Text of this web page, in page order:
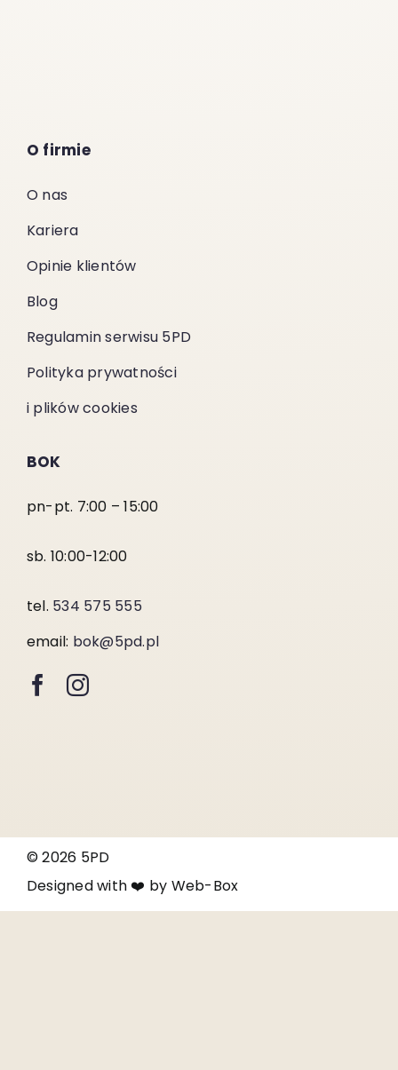
O firmie
O nas
Kariera
Opinie klientów
Blog
Regulamin serwisu 5PD
Polityka prywatności
i plików cookies
BOK
pn-pt. 7:00 – 15:00
sb. 10:00-12:00
tel. 534 575 555
email: bok@5pd.pl
© 2026 5PD
Designed with ❤️ by Web-Box